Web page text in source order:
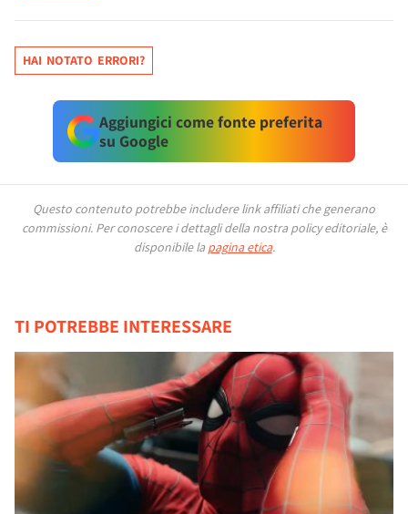
HAI NOTATO ERRORI?
Aggiungici come fonte preferita
su Google
Questo contenuto potrebbe includere link affiliati che generano
commissioni. Per conoscere i dettagli della nostra policy editoriale, è
disponibile la pagina etica.
TI POTREBBE INTERESSARE